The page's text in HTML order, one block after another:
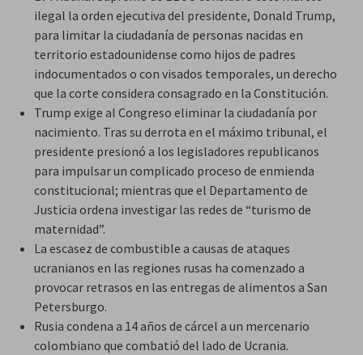
ilegal la orden ejecutiva del presidente, Donald Trump,
para limitar la ciudadanía de personas nacidas en
territorio estadounidense como hijos de padres
indocumentados o con visados temporales, un derecho
que la corte considera consagrado en la Constitución.
Trump exige al Congreso eliminar la ciudadanía por
nacimiento. Tras su derrota en el máximo tribunal, el
presidente presionó a los legisladores republicanos
para impulsar un complicado proceso de enmienda
constitucional; mientras que el Departamento de
Justicia ordena investigar las redes de “turismo de
maternidad”.
La escasez de combustible a causas de ataques
ucranianos en las regiones rusas ha comenzado a
provocar retrasos en las entregas de alimentos a San
Petersburgo.
Rusia condena a 14 años de cárcel a un mercenario
colombiano que combatió del lado de Ucrania.